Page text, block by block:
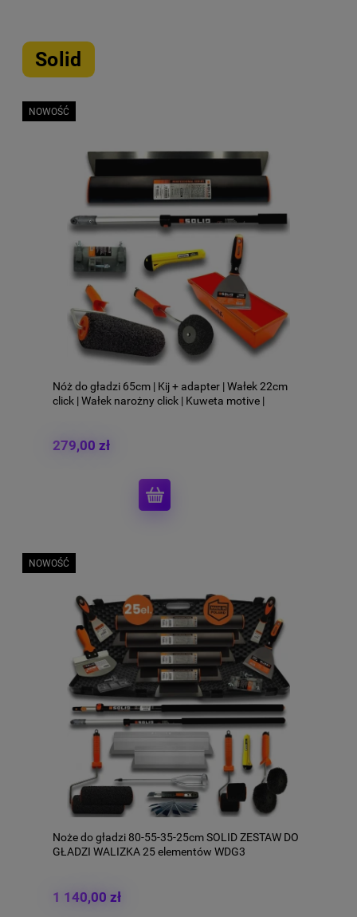
Solid
Nóż do gładzi 65cm | Kij + adapter | Wałek 22cm
click | Wałek narożny click | Kuweta motive |
279,00 zł
NOWOŚĆ
Noże do gładzi 80-55-35-25cm SOLID ZESTAW DO
GŁADZI WALIZKA 25 elementów WDG3
1 140,00 zł
NOWOŚĆ